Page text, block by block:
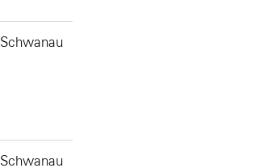
Schwanau
Schwanau